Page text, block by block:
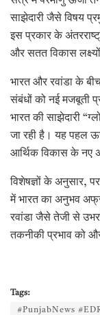
साझेदारी जैसे विषय
इस प्रकार के
और सतत विकास
भारत और रवांडा के
संबंधों को नई मजबूती
भारत की साझेदारी
जा रही है। यह पहल
आर्थिक विकास के नए
विशेषज्ञों के अनुसार,
में भारत का अनुभव
रवांडा जैसे तेजी से
तकनीकी प्रभाव को
Tags:
#PunjabNews